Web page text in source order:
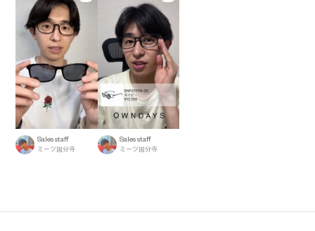
太陽ごと、トリコにする。
ファッションアイテムとしてはもちろん、眩しさを和らげ、紫外
線から瞳を守ります。アウトドアや街中でもSUNがそばにいれ
ば、いつもよりちょっと特別。
OWNDAYS | SUN 商品一覧へ
Sales staff
ミーツ国分寺
Sales staff
ミーツ国分寺